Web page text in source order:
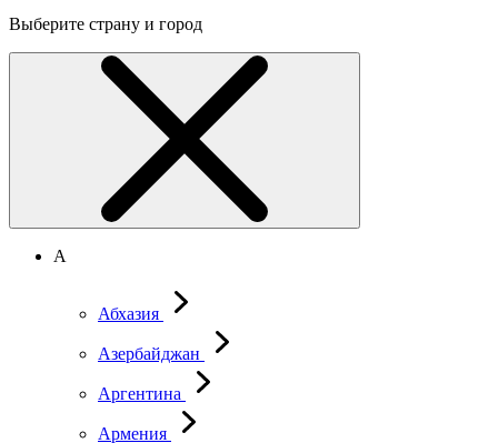
Выберите страну и город
А
Абхазия
Азербайджан
Аргентина
Армения